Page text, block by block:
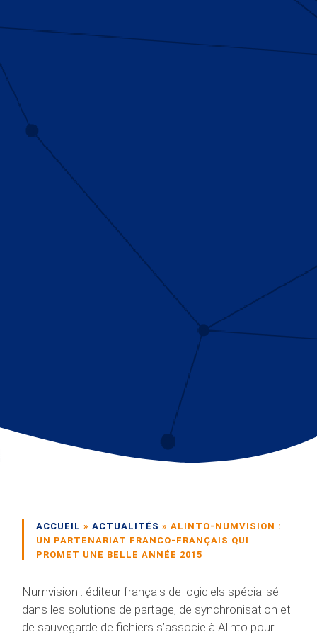
ACCUEIL »ACTUALITÉS »ALINTO-NUMVISION :
UN PARTENARIAT FRANCO-FRANÇAIS QUI
PROMET UNE BELLE ANNÉE 2015
Numvision : éditeur français de logiciels spécialisé
dans les solutions de partage, de synchronisation et
de sauvegarde de fichiers s’associe à Alinto pour